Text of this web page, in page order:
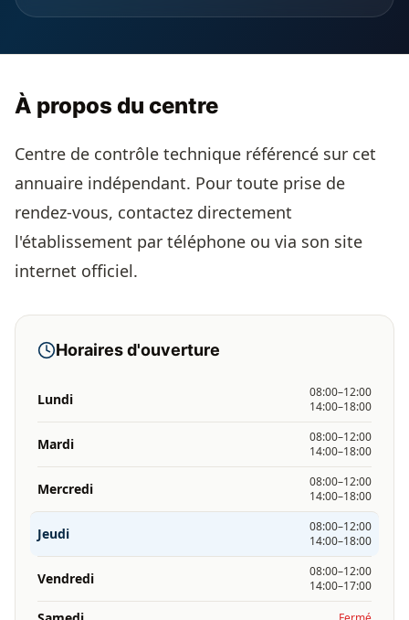
À propos du centre
Centre de contrôle technique référencé sur cet
annuaire indépendant. Pour toute prise de
rendez-vous, contactez directement
l'établissement par téléphone ou via son site
internet officiel.
Horaires d'ouverture
Lundi
08:00–12:00
14:00–18:00
Mardi
08:00–12:00
14:00–18:00
Mercredi
08:00–12:00
14:00–18:00
Jeudi
08:00–12:00
14:00–18:00
Vendredi
08:00–12:00
14:00–17:00